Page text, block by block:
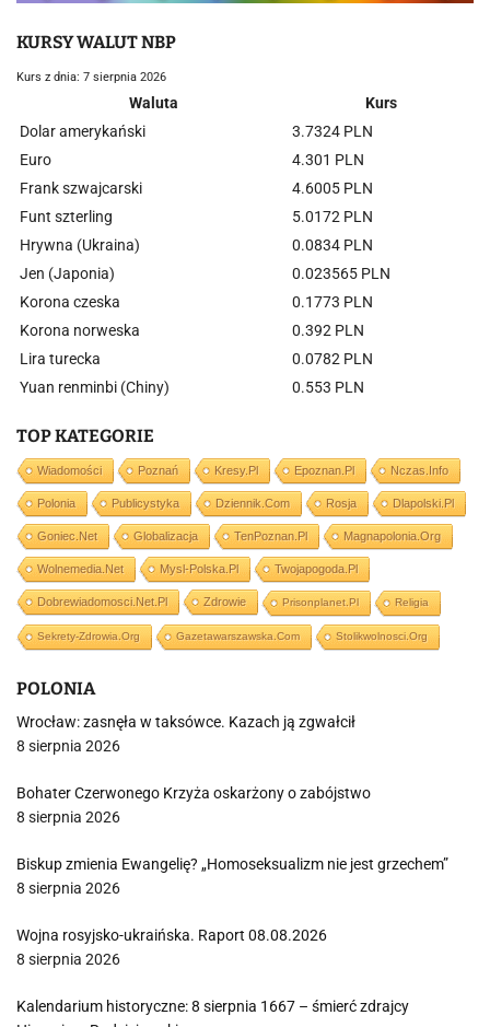
KURSY WALUT NBP
Kurs z dnia: 7 sierpnia 2026
Waluta
Kurs
Dolar amerykański
3.7324 PLN
Euro
4.301 PLN
Frank szwajcarski
4.6005 PLN
Funt szterling
5.0172 PLN
Hrywna (Ukraina)
0.0834 PLN
Jen (Japonia)
0.023565 PLN
Korona czeska
0.1773 PLN
Korona norweska
0.392 PLN
Lira turecka
0.0782 PLN
Yuan renminbi (Chiny)
0.553 PLN
TOP KATEGORIE
Wiadomości Poznań Kresy.pl Epoznan.pl Nczas.info
Polonia Publicystyka Dziennik.com Rosja Dlapolski.pl
Goniec.net Globalizacja TenPoznan.pl Magnapolonia.org
Wolnemedia.net Mysl-Polska.pl Twojapogoda.pl
Dobrewiadomosci.net.pl Zdrowie Prisonplanet.pl Religia
Sekrety-Zdrowia.org Gazetawarszawska.com Stolikwolnosci.org
POLONIA
Wrocław: zasnęła w taksówce. Kazach ją zgwałcił
8 sierpnia 2026
Bohater Czerwonego Krzyża oskarżony o zabójstwo
8 sierpnia 2026
Biskup zmienia Ewangelię? „Homoseksualizm nie jest grzechem”
8 sierpnia 2026
Wojna rosyjsko-ukraińska. Raport 08.08.2026
8 sierpnia 2026
Kalendarium historyczne: 8 sierpnia 1667 – śmierć zdrajcy